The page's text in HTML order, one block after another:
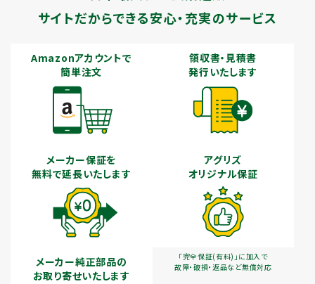
サイトだからできる安心・充実のサービス
Amazonアカウントで
簡単注文
領収書・見積書
発行いたします
メーカー保証を
無料で延長いたします
アグリズ
オリジナル保証
「完全保証(有料)」に加入で
故障・破損・返品など無償対応
メーカー純正部品の
お取り寄せいたします